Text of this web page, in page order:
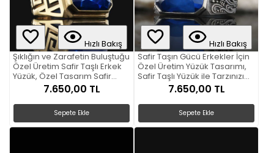
Hızlı Bakış
Şıklığın ve Zarafetin Buluştuğu
Özel Üretim Safir Taşlı Erkek
Yüzük, Özel Tasarım Safir
Taşlı Erkek Yüzük
7.650,00 TL
Sepete Ekle
Hızlı Bakış
Safir Taşın Gücü Erkekler İçin
Özel Üretim Yüzük Tasarımı,
Safir Taşlı Yüzük ile Tarzınızı
Tamamlayın7.650,00 TL
Sepete Ekle